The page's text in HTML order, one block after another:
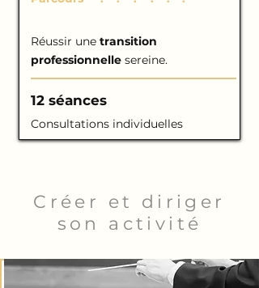
Réussir une transition
professionnelle sereine.
12 séances
Consultations individuelles
Créer et diriger
son activité